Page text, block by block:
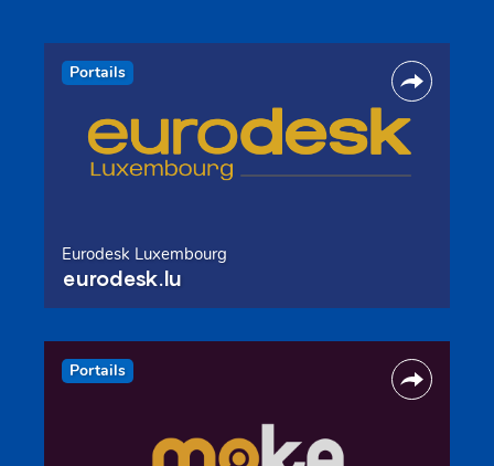
Portails
Eurodesk Luxembourg
eurodesk.lu
Portails